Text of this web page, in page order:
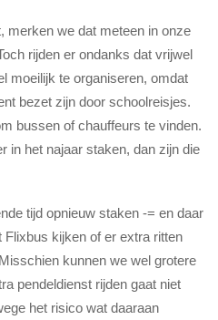
merken we dat meteen in onze
rijden er ondanks dat vrijwel
moeilijk te organiseren, omdat
bezet zijn door schoolreisjes.
bussen of chauffeurs te vinden.
in het najaar staken, dan zijn die
tijd opnieuw staken -= en daar
Flixbus kijken of er extra ritten
kunnen we wel grotere
pendeldienst rijden gaat niet
het risico wat daaraan